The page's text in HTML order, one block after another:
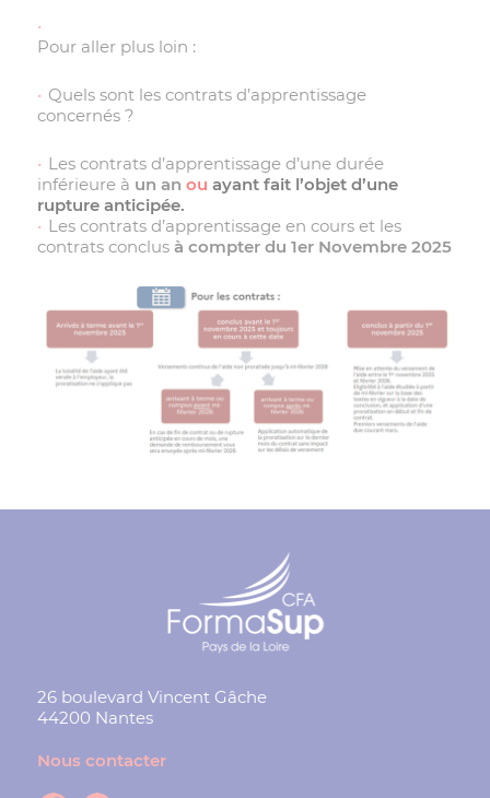
Pour aller plus loin :
Quels sont les contrats d’apprentissage
concernés ?
Les contrats d’apprentissage d’une durée
inférieure à un an ou ayant fait l’objet d’une
rupture anticipée.
Les contrats d’apprentissage en cours et les
contrats conclus à compter du 1er Novembre 2025
26 boulevard Vincent Gâche
44200 Nantes
Nous contacter